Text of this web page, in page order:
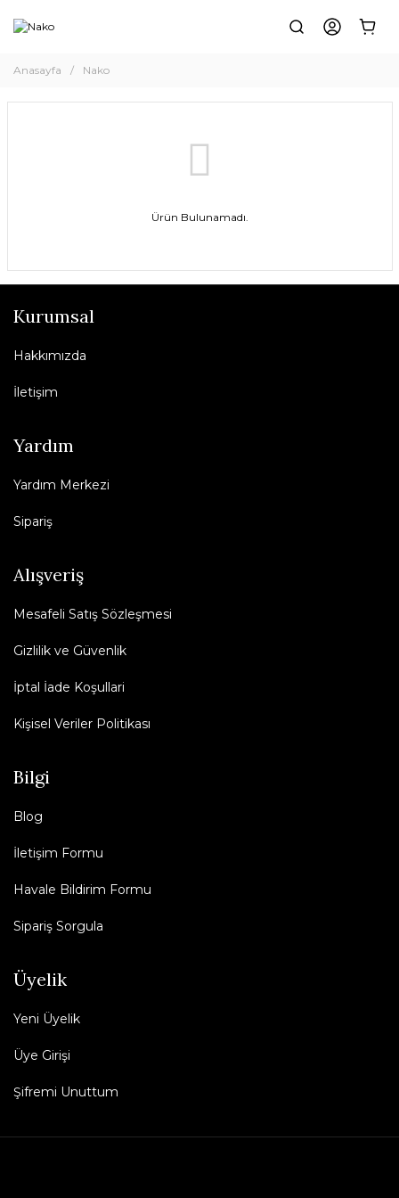
Anasayfa Nako
Ürün Bulunamadı.
Kurumsal
Hakkımızda
İletişim
Yardım
Yardım Merkezi
Sipariş
Alışveriş
Mesafeli Satış Sözleşmesi
Gizlilik ve Güvenlik
İptal İade Koşullari
Kişisel Veriler Politikası
Bilgi
Blog
İletişim Formu
Havale Bildirim Formu
Sipariş Sorgula
Üyelik
Yeni Üyelik
Üye Girişi
Şifremi Unuttum